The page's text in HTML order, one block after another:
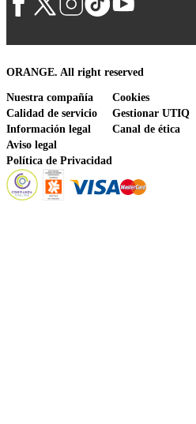
ORANGE. All right reserved
Nuestra compañía
Calidad de servicio
Información legal
Aviso legal
Política de Privacidad
Cookies
Gestionar UTIQ
Canal de ética